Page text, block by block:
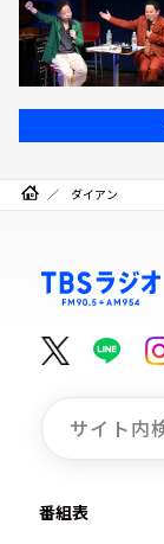
ダイアン
番組表